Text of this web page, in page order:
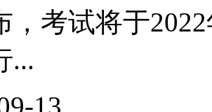
，考试将于
...